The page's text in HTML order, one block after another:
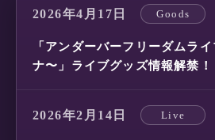
2026年4月17日 Goods
「アンダーバーフリーダムラ
ナ〜」ライブグッズ情報解禁！
2026年2月14日 Live